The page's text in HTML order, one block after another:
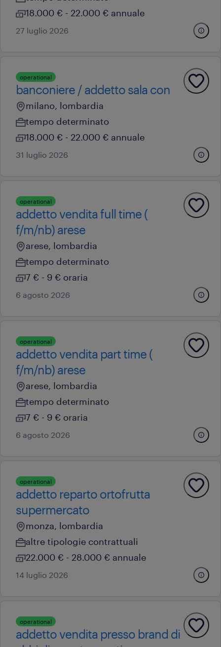
18.000 € - 22.000 € annuale
27 luglio 2026
operational
banconiere / addetto sala con
milano, lombardia
tempo determinato
18.000 € - 22.000 € annuale
31 luglio 2026
operational
addetto vendita full time (
f/m/nb) arese
arese, lombardia
tempo determinato
7 € - 9 € oraria
6 agosto 2026
operational
addetto vendita part time (
f/m/nb) arese
arese, lombardia
tempo determinato
7 € - 9 € oraria
6 agosto 2026
operational
addetto reparto ortofrutta
supermercato
monza, lombardia
altre tipologie contrattuali
22.000 € - 28.000 € annuale
14 luglio 2026
operational
addetto vendita presso brand di